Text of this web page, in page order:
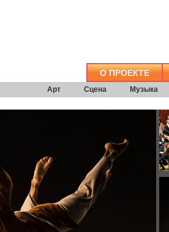
О ПРОЕКТЕ
Арт Сцена Музыка